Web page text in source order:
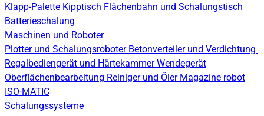
Klapp-Palette Kipptisch Flächenbahn und Schalungstisch
Batterieschalung
Maschinen und Roboter
Plotter und Schalungsroboter Betonverteiler und Verdichtung
Regalbediengerät und HärtekammerWendegerät
Oberflächenbearbeitung Reiniger und Öler Magazine robot
ISO-MATIC
Schalungssysteme